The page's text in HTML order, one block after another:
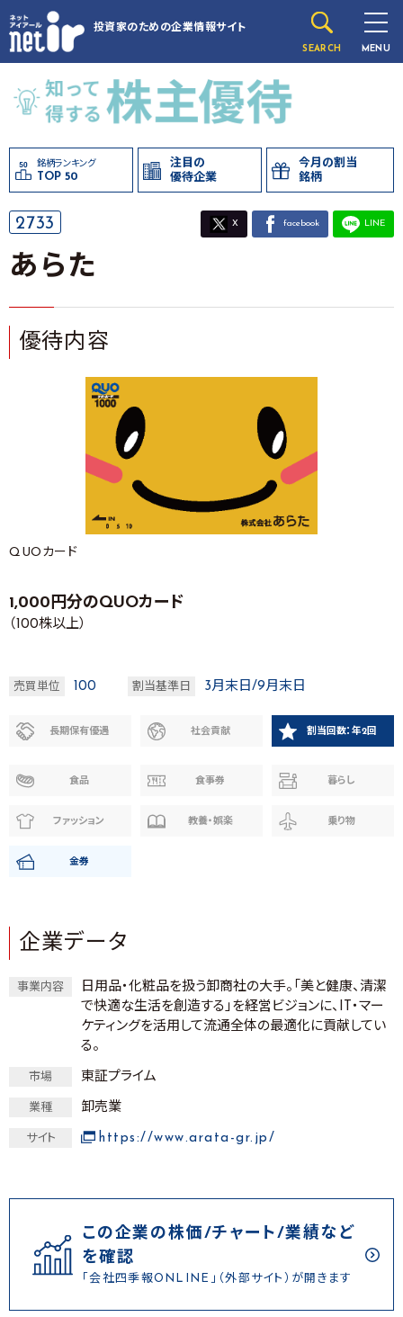
投資家のための企業情報サイト
SEARCH MENU
銘柄ランキング
TOP 50
注目の
優待企業
今月の割当
銘柄
2733 X facebook LINE
あらた
優待内容
QUOカード
1,000円分のQUOカード
（100株以上）
売買単位 100 割当基準日 3月末日/9月末日
長期保有優遇 社会貢献 割当回数：年2回
食品 食事券 暮らし
ファッション 教養・娯楽 乗り物
金券
企業データ
事業内容
日用品・化粧品を扱う卸商社の大手。「美と健康、清潔
で快適な生活を創造する」を経営ビジョンに、IT・マー
ケティングを活用して流通全体の最適化に貢献してい
る。
市場 東証プライム
業種 卸売業
サイト https://www.arata-gr.jp/
この企業の株価/チャート/業績など
を確認
「会社四季報ONLINE」（外部サイト）が開きます